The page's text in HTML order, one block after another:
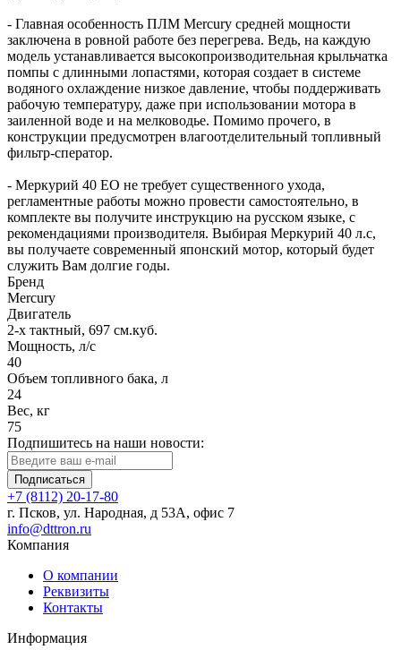
- Главная особенность ПЛМ Mercury средней мощности
заключена в ровной работе без перегрева. Ведь, на каждую
модель устанавливается высокопроизводительная крыльчатка
помпы с длинными лопастями, которая создает в системе
водяного охлаждение низкое давление, чтобы поддерживать
рабочую температуру, даже при использовании мотора в
заиленной воде и на мелководье. Помимо прочего, в
конструкции предусмотрен влагоотделительный топливный
фильтр-сператор.
- Меркурий 40 ЕО не требует существенного ухода,
регламентные работы можно провести самостоятельно, в
комплекте вы получите инструкцию на русском языке, с
рекомендациями производителя. Выбирая Меркурий 40 л.с,
вы получаете современный японский мотор, который будет
служить Вам долгие годы.
Бренд
Mercury
Двигатель
2-х тактный, 697 см.куб.
Мощность, л/с
40
Объем топливного бака, л
24
Вес, кг
75
Подпишитесь на наши новости:
Подписаться
+7 (8112) 20-17-80
г. Псков, ул. Народная, д 53А, офис 7
info@dttron.ru
Компания
О компании
Реквизиты
Контакты
Информация